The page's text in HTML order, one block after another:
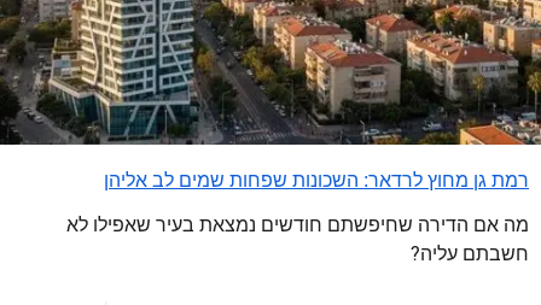
רמת גן מחוץ לרדאר: השכונות שפחות שמים לב אליהן
מה אם הדירה שחיפשתם חודשים נמצאת בעיר שאפילו לא
חשבתם עליה?